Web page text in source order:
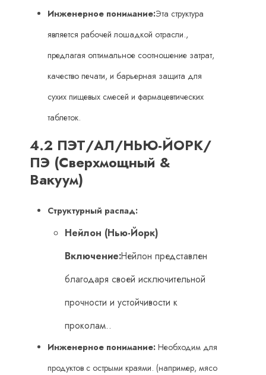
Инженерное понимание:Эта структура
является рабочей лошадкой отрасли.,
предлагая оптимальное соотношение затрат,
качество печати, и барьерная защита для
сухих пищевых смесей и фармацевтических
таблеток.
4.2 ПЭТ/АЛ/НЬЮ-ЙОРК/
ПЭ (Сверхмощный &
Вакуум)
Структурный распад:
Нейлон (Нью-Йорк)
Включение:Нейлон представлен
благодаря своей исключительной
прочности и устойчивости к
проколам..
Инженерное понимание:​ Необходим для
продуктов с острыми краями. (например, мясо